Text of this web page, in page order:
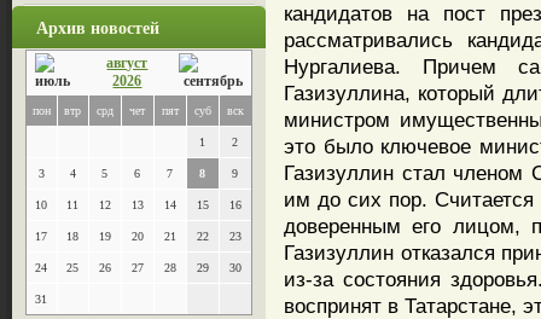
Архив новостей
август
2026
пон втр срд чет пят суб вск
1 2
3 4 5 6 7 8 9
10 11 12 13 14 15 16
17 18 19 20 21 22 23
24 25 26 27 28 29 30
31
кандидатов на пост
рассматривались
Нургалиева. Причем
Газизуллина, который
министром
это было ключевое
Газизуллин стал членом
им до сих пор.
доверенным его лицом,
Газизуллин отказался
из-за состояния
воспринят в Татарстане,